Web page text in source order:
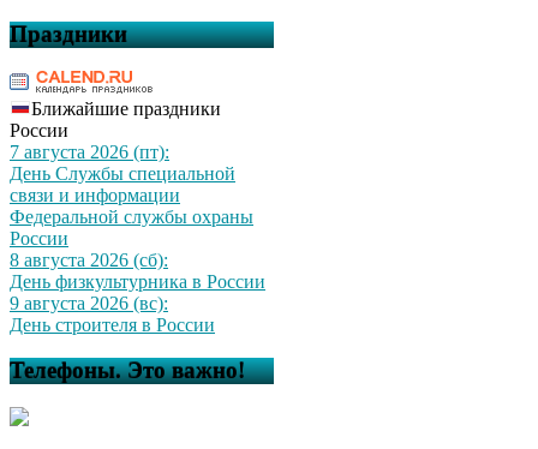
Праздники
Ближайшие праздники
России
7 августа 2026 (пт):
День Службы специальной
связи и информации
Федеральной службы охраны
России
8 августа 2026 (сб):
День физкультурника в России
9 августа 2026 (вс):
День строителя в России
Телефоны. Это важно!